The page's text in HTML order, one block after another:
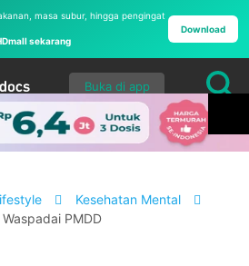
masa subur, hingga pengingat
sekarang
Download
Buka di app
Kesehatan Mental
PMDD